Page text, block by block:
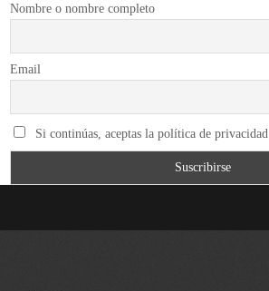
Nombre o nombre completo
Email
Si continúas, aceptas la política de privacidad